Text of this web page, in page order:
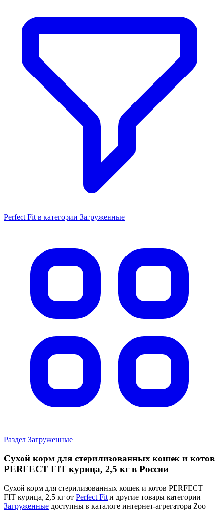
Perfect Fit в категории Загруженные
Раздел Загруженные
Сухой корм для стерилизованных кошек и котов
PERFECT FIT курица, 2,5 кг в России
Сухой корм для стерилизованных кошек и котов PERFECT
FIT курица, 2,5 кг от Perfect Fit и другие товары категории
Загруженные доступны в каталоге интернет-агрегатора Zoo